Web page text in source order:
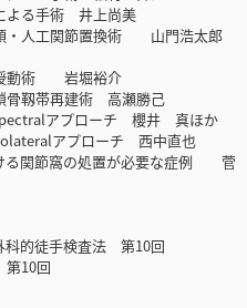
よる手術 井上尚美
・人工関節置換術 山門浩太郎
授動術 岩堀裕介
骨靱帯再建術 高瀬勝己
アプローチ 櫻井 真ほか
アプローチ 西中直也
る関節窩の処置が必要な症例 菅
科的徒手検査法 第10回
10回